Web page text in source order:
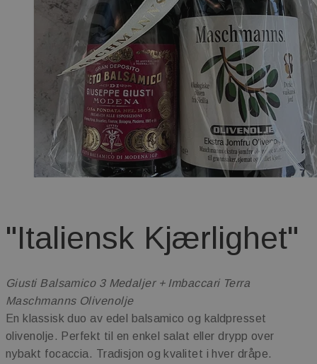
"Italiensk Kjærlighet"
Giusti Balsamico 3 Medaljer + Imbaccari Terra
Maschmanns Olivenolje
En klassisk duo av edel balsamico og kaldpresset
olivenolje. Perfekt til en enkel salat eller drypp over
nybakt focaccia. Tradisjon og kvalitet i hver dråpe.